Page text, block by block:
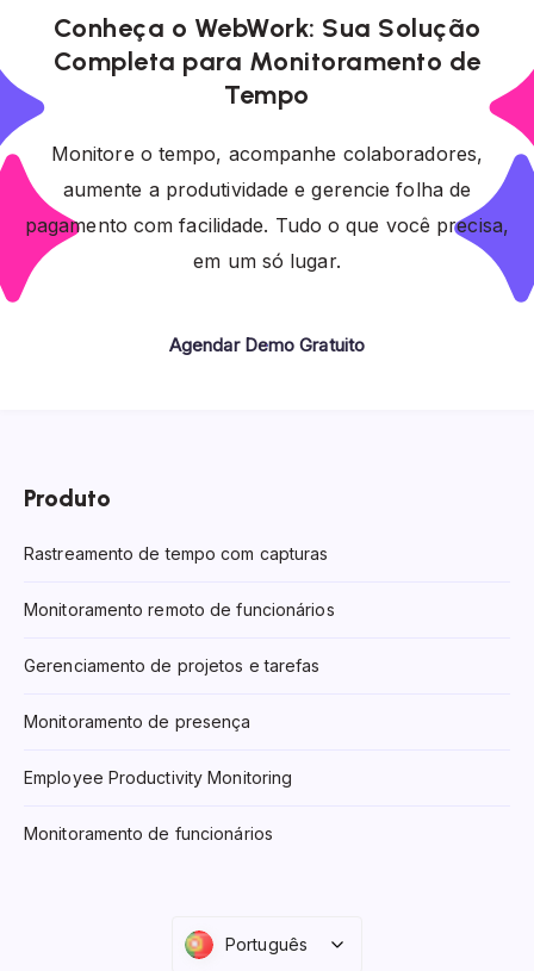
Conheça o WebWork: Sua Solução
Completa para Monitoramento de
Tempo
Monitore o tempo, acompanhe colaboradores,
aumente a produtividade e gerencie folha de
pagamento com facilidade. Tudo o que você precisa,
em um só lugar.
Agendar Demo Gratuito
Produto
Rastreamento de tempo com capturas
Monitoramento remoto de funcionários
Gerenciamento de projetos e tarefas
Monitoramento de presença
Employee Productivity Monitoring
Monitoramento de funcionários
Português